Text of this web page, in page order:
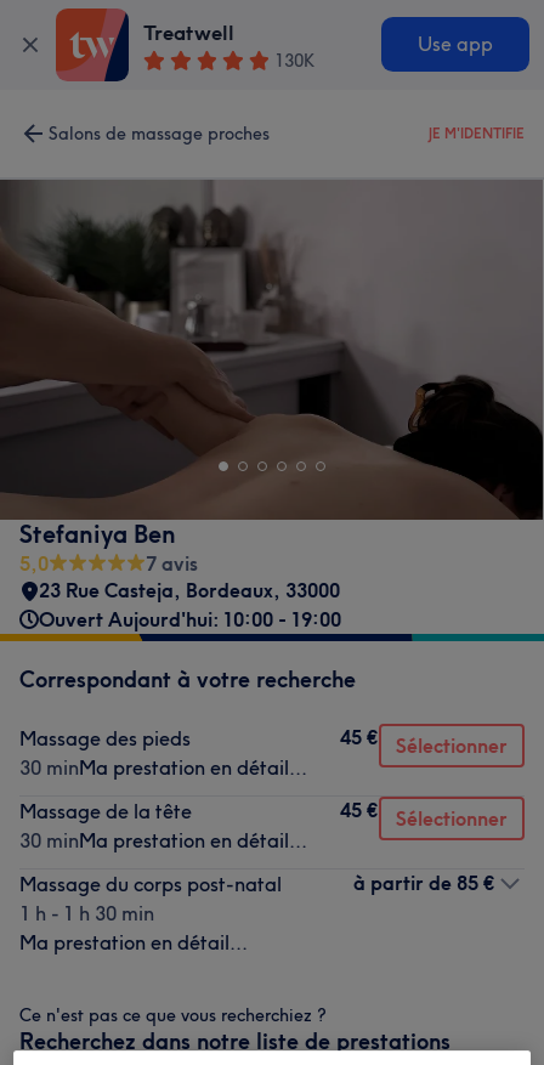
Treatwell
130K
Use app
Salons de massage proches JE M'IDENTIFIE
Stefaniya Ben
5,0
7 avis
23 Rue Casteja, Bordeaux, 33000
Ouvert Aujourd'hui: 10:00 - 19:00
Correspondant à votre recherche
Massage des pieds
30 minMa prestation en détail...
45 € Sélectionner
Massage de la tête
30 minMa prestation en détail...
45 € Sélectionner
Massage du corps post-natal
1 h - 1 h 30 min
Ma prestation en détail...
à partir de 85 €
Ce n'est pas ce que vous recherchiez ?
Recherchez dans notre liste de prestations